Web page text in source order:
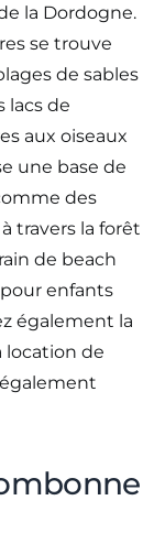
la Dordogne.
se trouve
de sables
lacs de
aux oiseaux
une base de
des
travers la forêt
de beach
pour enfants
également la
location de